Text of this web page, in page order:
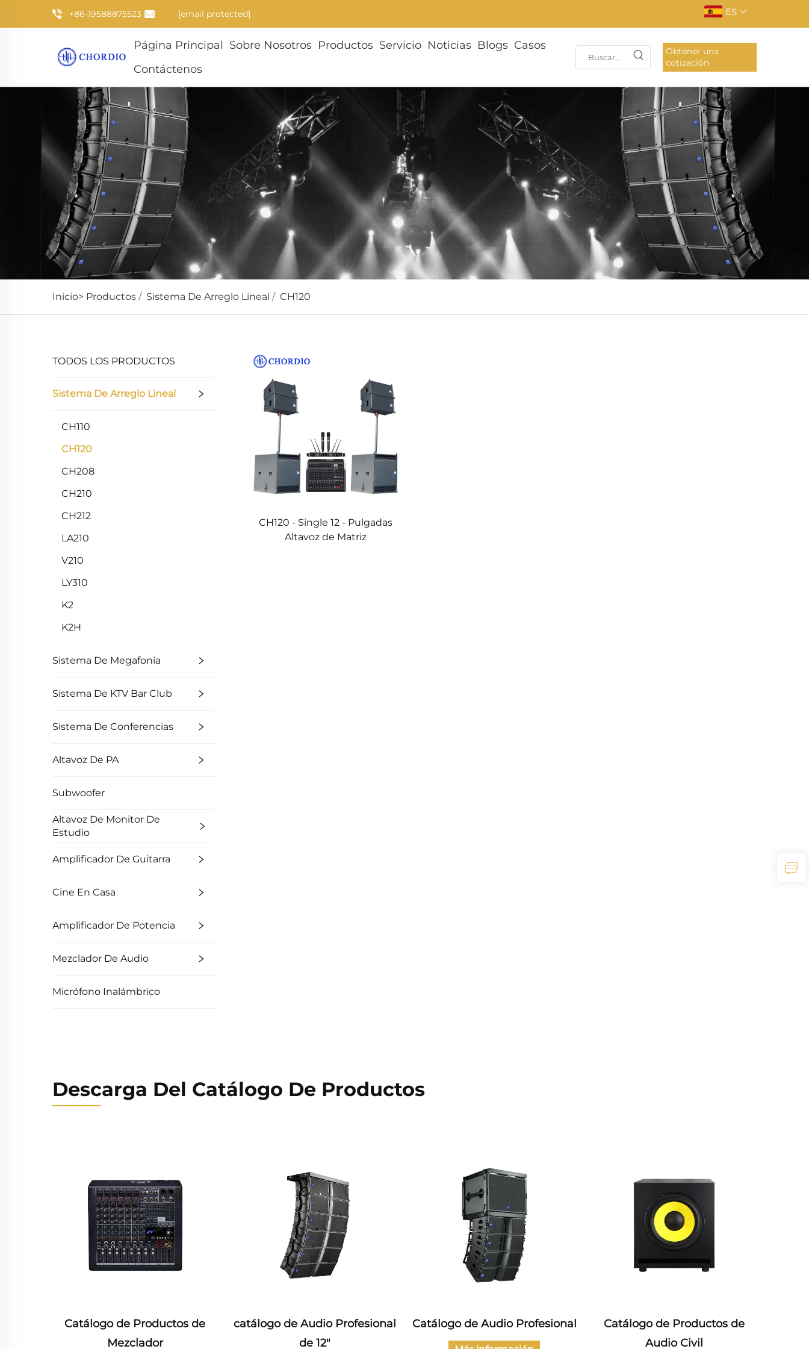
+86-19588875523 [email protected] ES
Página Principal Sobre Nosotros Productos Servicio Noticias Blogs Casos
Contáctenos
Obtener una
cotización
Inicio> Productos / Sistema De Arreglo Lineal / CH120
TODOS LOS PRODUCTOS
Sistema De Arreglo Lineal
CH110
CH120
CH208
CH210
CH212
LA210
V210
LY310
K2
K2H
Sistema De Megafonía
Sistema De KTV Bar Club
Sistema De Conferencias
Altavoz De PA
Subwoofer
Altavoz De Monitor De
Estudio
Amplificador De Guitarra
Cine En Casa
Amplificador De Potencia
Mezclador De Audio
Micrófono Inalámbrico
CH120 - Single 12 - Pulgadas
Altavoz de Matriz
Descarga Del Catálogo De Productos
Productos de
catálogo de Audio Profesional
Catálogo de Audio Profesional
Catálogo de Productos de
Audio Civil
Catálogo de la Serie de
Amplificadores de Potencia